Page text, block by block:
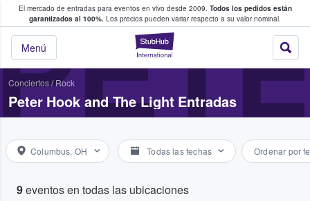
El mercado de entradas para eventos en vivo desde 2009. Todos los pedidos están
garantizados al 100%. Los precios pueden variar respecto a su valor nominal.
StubHub:
Menú
y venta de entradas entre fans
Conciertos/Rock
Peter Hook and The Light Entradas
Columbus, OH Todas las fechas Ordenar por
9eventos en todas las ubicaciones